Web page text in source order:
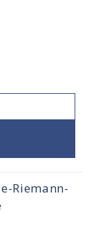
Riemann-